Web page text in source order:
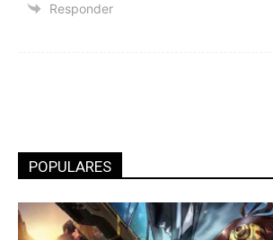
Responder
POPULARES